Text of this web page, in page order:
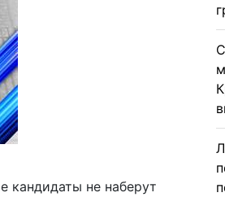
кандидаты не наберут